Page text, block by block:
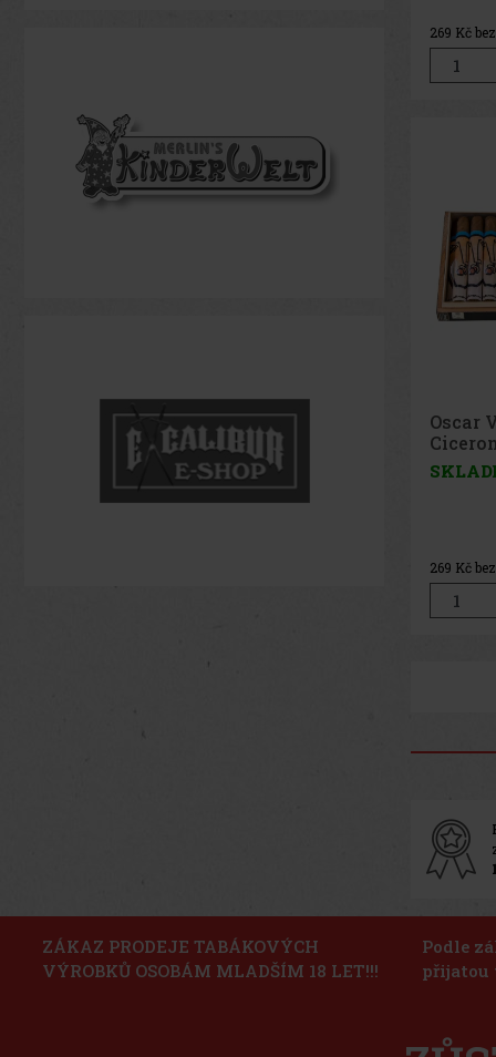
269 Kč
Oscar
269 Kč
ZÁKAZ PRODEJE TABÁKOVÝCH
VÝROBKŮ OSOBÁM MLADŠÍM 18 LET!!!
Podle
přijatou